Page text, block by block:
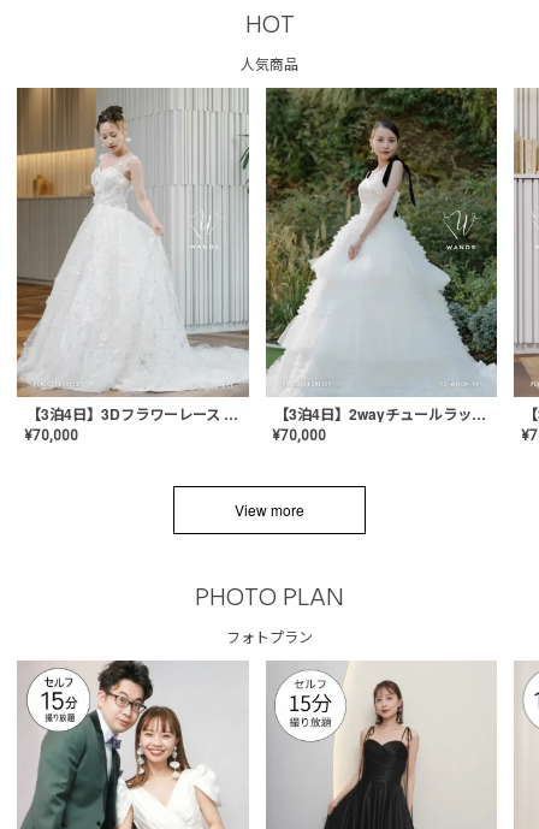
HOT
人気商品
【3泊4日】3Dフラワーレース ドレス〈PD-WDOR-331〉
¥70,000
【3泊4日】2wayチュールラッフルドレス〈PD-WDOR-341RTL〉
¥70,000 ¥
View more
PHOTO PLAN
フォトプラン